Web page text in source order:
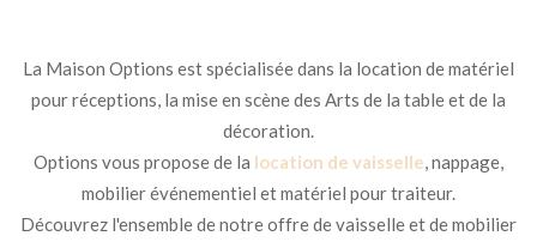
La Maison Options est spécialisée dans la location de matériel
pour réceptions, la mise en scène des Arts de la table et de la
décoration.
Options vous propose de la location de vaisselle, nappage,
mobilier événementiel et matériel pour traiteur.
Découvrez l'ensemble de notre offre de vaisselle et de mobilier